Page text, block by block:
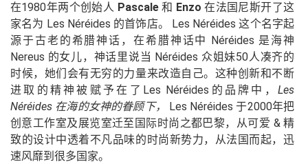
在1980年两个创始人 Pascale和 Enzo 在法国尼斯开了这
家名为 Les Néréides 的首饰店。 Les Néréides 这个名字起
源于古老的希腊神话，在希腊神话中 Néréides 是海神
Nereus 的女儿，神话里说当 Néréides 众姐妹50人凑齐的
时候，她们会有无穷的力量来改造自己。这种创新和不断
进取的精神被赋予在了Les Néréides的品牌中， Les
Néréides 在海的女神的眷顾下，
Les Néréides 于2000年把
创意工作室及展览室迁至国际时尚之都巴黎，从可爱 & 精
致的设计中透着不凡品味的时尚新势力，从法国而起，迅
速风靡到很多国家。